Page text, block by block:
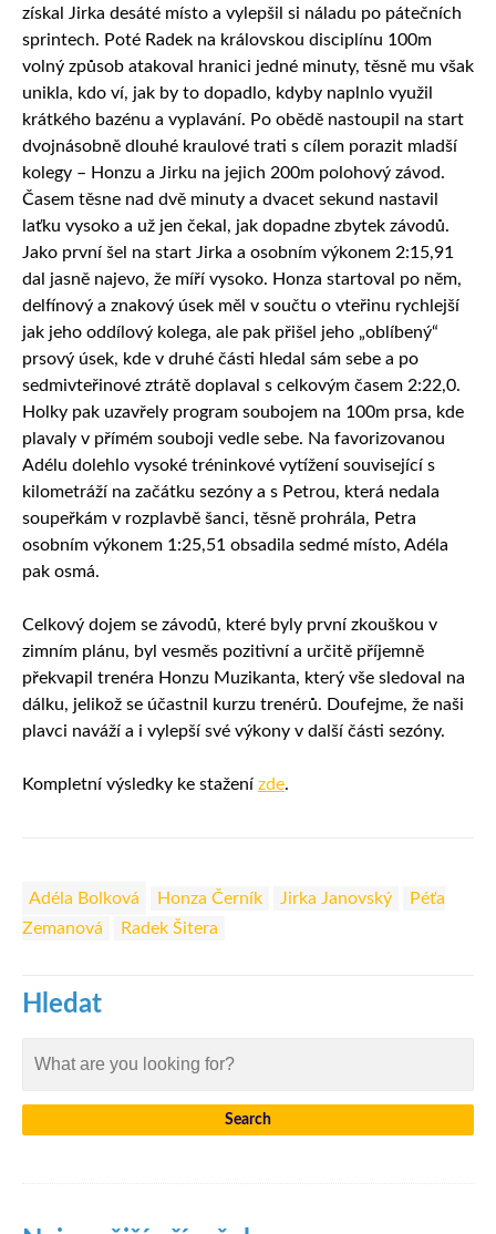
získal Jirka desáté místo a vylepšil si náladu po pátečních
sprintech. Poté Radek na královskou disciplínu 100m
volný způsob atakoval hranici jedné minuty, těsně mu však
unikla, kdo ví, jak by to dopadlo, kdyby naplnlo využil
krátkého bazénu a vyplavání. Po obědě nastoupil na start
dvojnásobně dlouhé kraulové trati s cílem porazit mladší
kolegy – Honzu a Jirku na jejich 200m polohový závod.
Časem těsne nad dvě minuty a dvacet sekund nastavil
laťku vysoko a už jen čekal, jak dopadne zbytek závodů.
Jako první šel na start Jirka a osobním výkonem 2:15,91
dal jasně najevo, že míří vysoko. Honza startoval po něm,
delfínový a znakový úsek měl v součtu o vteřinu rychlejší
jak jeho oddílový kolega, ale pak přišel jeho „oblíbený“
prsový úsek, kde v druhé části hledal sám sebe a po
sedmivteřinové ztrátě doplaval s celkovým časem 2:22,0.
Holky pak uzavřely program soubojem na 100m prsa, kde
plavaly v přímém souboji vedle sebe. Na favorizovanou
Adélu dolehlo vysoké tréninkové vytížení související s
kilometráží na začátku sezóny a s Petrou, která nedala
soupeřkám v rozplavbě šanci, těsně prohrála, Petra
osobním výkonem 1:25,51 obsadila sedmé místo, Adéla
pak osmá.
Celkový dojem se závodů, které byly první zkouškou v
zimním plánu, byl vesměs pozitivní a určitě příjemně
překvapil trenéra Honzu Muzikanta, který vše sledoval na
dálku, jelikož se účastnil kurzu trenérů. Doufejme, že naši
plavci naváží a i vylepší své výkony v další části sezóny.
Kompletní výsledky ke stažení zde.
Adéla Bolková Honza Černík Jirka Janovský
Péťa
Zemanová
Radek Šitera
Hledat